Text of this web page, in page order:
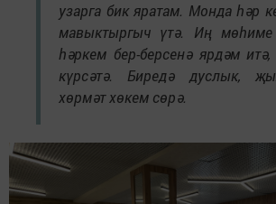
узарга бик яратам. Монда һәр
мавыктыргыч үтә. Иң
һәркем бер-берсенә ярдәм итә,
күрсәтә. Биредә дуслык,
хөрмәт хөкем сөрә.